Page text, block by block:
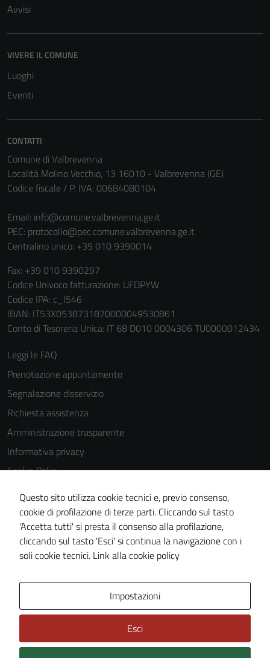
Avvisi
VIVERE IL COMUNE
Luoghi
Eventi
CONTATTI
Comune di Valbrevenna
Località Molino Vecchio, 13 16010 - Valbrevenna (GE)
Codice fiscale / P. IVA: 00684080104
Email: info@comune.valbrevenna.ge.it
PEC: protocollo@pec.comune.valbrevenna.ge.it
Centralino unico: +39 010 9390014
Fax: +39 010 9390297
Codice Univoco fatturazione: UFDPYW
Codice IPA: c_l546
IBAN: IT53X0538731870000049530861
Conto di Tesoreria Unica: IT 68 D010 0004306 TU0000012434
Leggi le FAQ
Prenotazione appuntamento
Segnalazione disservizio
Richiesta assistenza
Amministrazione trasparente
Informativa privacy
Cookie Policy
Note legali
Dichiarazione di accessibilità
Whistleblowing
Piano di miglioramento del sito
Questo sito utilizza cookie tecnici e, previo consenso,
cookie di profilazione di terze parti. Cliccando sul tasto
'Accetta tutti' si presta il consenso alla profilazione,
cliccando sul tasto 'Esci' si continua la navigazione con i
soli cookie tecnici. Link alla cookie policy
Impostazioni
Esci
informazioni
personali.
Terze parti
una serie di
(si veda la
Cookie policy
di questi
peggiore la
navigazione e
la fruizione
delle
funzionalità
our website